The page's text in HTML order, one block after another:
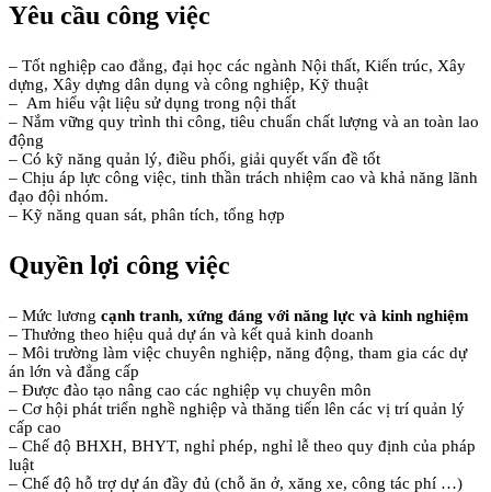
Yêu cầu công việc
– Tốt nghiệp cao đẳng, đại học các ngành Nội thất, Kiến trúc, Xây
dựng, Xây dựng dân dụng và công nghiệp, Kỹ thuật
– Am hiểu vật liệu sử dụng trong nội thất
– Nắm vững quy trình thi công, tiêu chuẩn chất lượng và an toàn lao
động
– Có kỹ năng quản lý, điều phối, giải quyết vấn đề tốt
– Chịu áp lực công việc, tinh thần trách nhiệm cao và khả năng lãnh
đạo đội nhóm.
– Kỹ năng quan sát, phân tích, tổng hợp
Quyền lợi công việc
– Mức lương cạnh tranh, xứng đáng với năng lực và kinh nghiệm
– Thưởng theo hiệu quả dự án và kết quả kinh doanh
– Môi trường làm việc chuyên nghiệp, năng động, tham gia các dự
án lớn và đẳng cấp
– Được đào tạo nâng cao các nghiệp vụ chuyên môn
– Cơ hội phát triển nghề nghiệp và thăng tiến lên các vị trí quản lý
cấp cao
– Chế độ BHXH, BHYT, nghỉ phép, nghỉ lễ theo quy định của pháp
luật
– Chế độ hỗ trợ dự án đầy đủ (chỗ ăn ở, xăng xe, công tác phí …)